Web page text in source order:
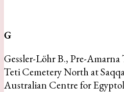
G
Gessler-Löhr B., Pre-
Teti Cemetery North at
Australian Centre for